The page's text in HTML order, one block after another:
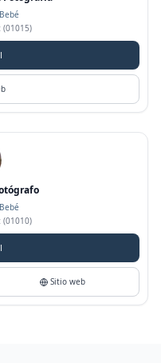
(01015)
(01010)
Sitio web